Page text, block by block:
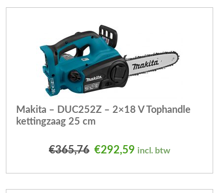
Makita – DUC252Z – 2×18 V Tophandle
kettingzaag 25 cm
€365,76 Oorspronkelijke prijs
€292,59 Huidige prijs is:
incl. btw